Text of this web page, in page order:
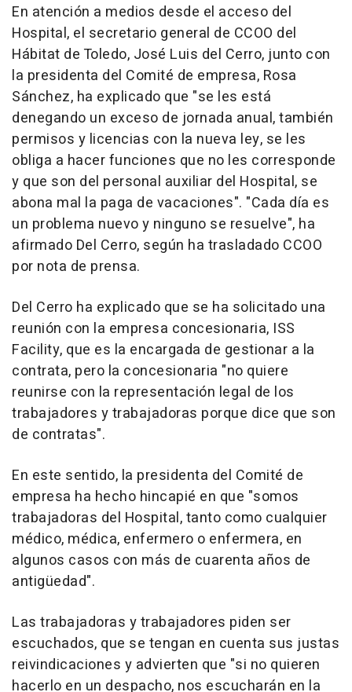
En atención a medios desde el acceso del
Hospital, el secretario general de CCOO del
Hábitat de Toledo, José Luis del Cerro, junto con
la presidenta del Comité de empresa, Rosa
Sánchez, ha explicado que "se les está
denegando un exceso de jornada anual, también
permisos y licencias con la nueva ley, se les
obliga a hacer funciones que no les corresponde
y que son del personal auxiliar del Hospital, se
abona mal la paga de vacaciones". "Cada día es
un problema nuevo y ninguno se resuelve", ha
afirmado Del Cerro, según ha trasladado CCOO
por nota de prensa.
Del Cerro ha explicado que se ha solicitado una
reunión con la empresa concesionaria, ISS
Facility, que es la encargada de gestionar a la
contrata, pero la concesionaria "no quiere
reunirse con la representación legal de los
trabajadores y trabajadoras porque dice que son
de contratas".
En este sentido, la presidenta del Comité de
empresa ha hecho hincapié en que "somos
trabajadoras del Hospital, tanto como cualquier
médico, médica, enfermero o enfermera, en
algunos casos con más de cuarenta años de
antigüedad".
Las trabajadoras y trabajadores piden ser
escuchados, que se tengan en cuenta sus justas
reivindicaciones y advierten que "si no quieren
hacerlo en un despacho, nos escucharán en la